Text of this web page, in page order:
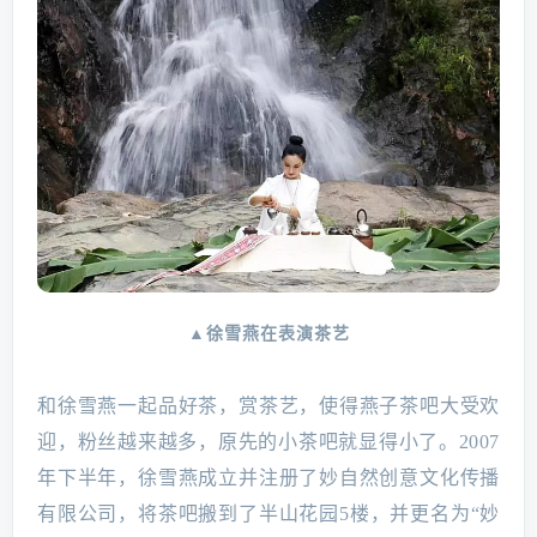
▲徐雪燕在表演茶艺
和徐雪燕一起品好茶，赏茶艺，使得燕子茶吧大受欢
迎，粉丝越来越多，原先的小茶吧就显得小了。2007
年下半年，徐雪燕成立并注册了妙自然创意文化传播
有限公司，将茶吧搬到了半山花园5楼，并更名为“妙